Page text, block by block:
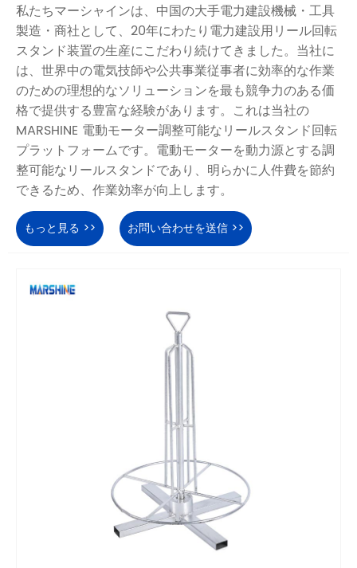
私たちマーシャインは、中国の大手電力建設機械・工具
製造・商社として、20年にわたり電力建設用リール回転
スタンド装置の生産にこだわり続けてきました。当社に
は、世界中の電気技師や公共事業従事者に効率的な作業
のための理想的なソリューションを最も競争力のある価
格で提供する豊富な経験があります。これは当社の
MARSHINE 電動モーター調整可能なリールスタンド回転
プラットフォームです。電動モーターを動力源とする調
整可能なリールスタンドであり、明らかに人件費を節約
できるため、作業効率が向上します。
もっと見る >> お問い合わせを送信 >>